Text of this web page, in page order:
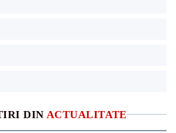
DIN ACTUALITATE